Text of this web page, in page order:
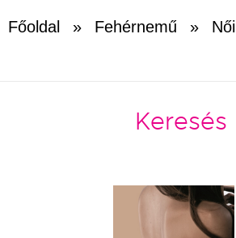
Főoldal » Fehérnemű » Női
Keresés